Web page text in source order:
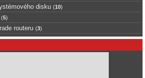
disku (10)
(5)
routeru (3)